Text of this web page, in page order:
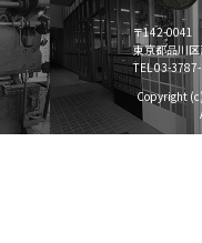
〒142-0041
東京都品川区
TEL 03-
Copyright (c)